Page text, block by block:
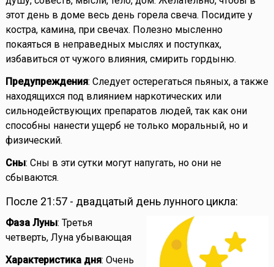
этот день в доме весь день горела свеча. Посидите у
костра, камина, при свечах. Полезно мысленно
покаяться в неправедных мыслях и поступках,
избавиться от чужого влияния, смирить гордыню.
Предупреждения: Следует остерегаться пьяных, а также
находящихся под влиянием наркотических или
сильнодействующих препаратов людей, так как они
способны нанести ущерб не только моральный, но и
физический.
Сны: Сны в эти сутки могут напугать, но они не
сбываются.
После 21:57 - двадцатый день лунного цикла:
Фаза Луны: Третья
четверть, Луна убывающая
Характеристика дня: Очень